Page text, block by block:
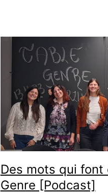
Des mots qui font
Genre [Podcast]